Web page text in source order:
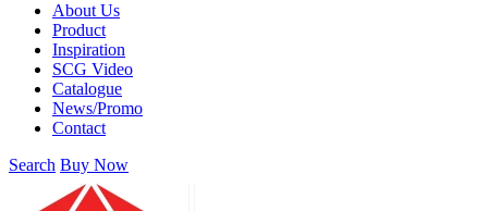
About Us
Product
Inspiration
SCG Video
Catalogue
News/Promo
Contact
Search Buy Now